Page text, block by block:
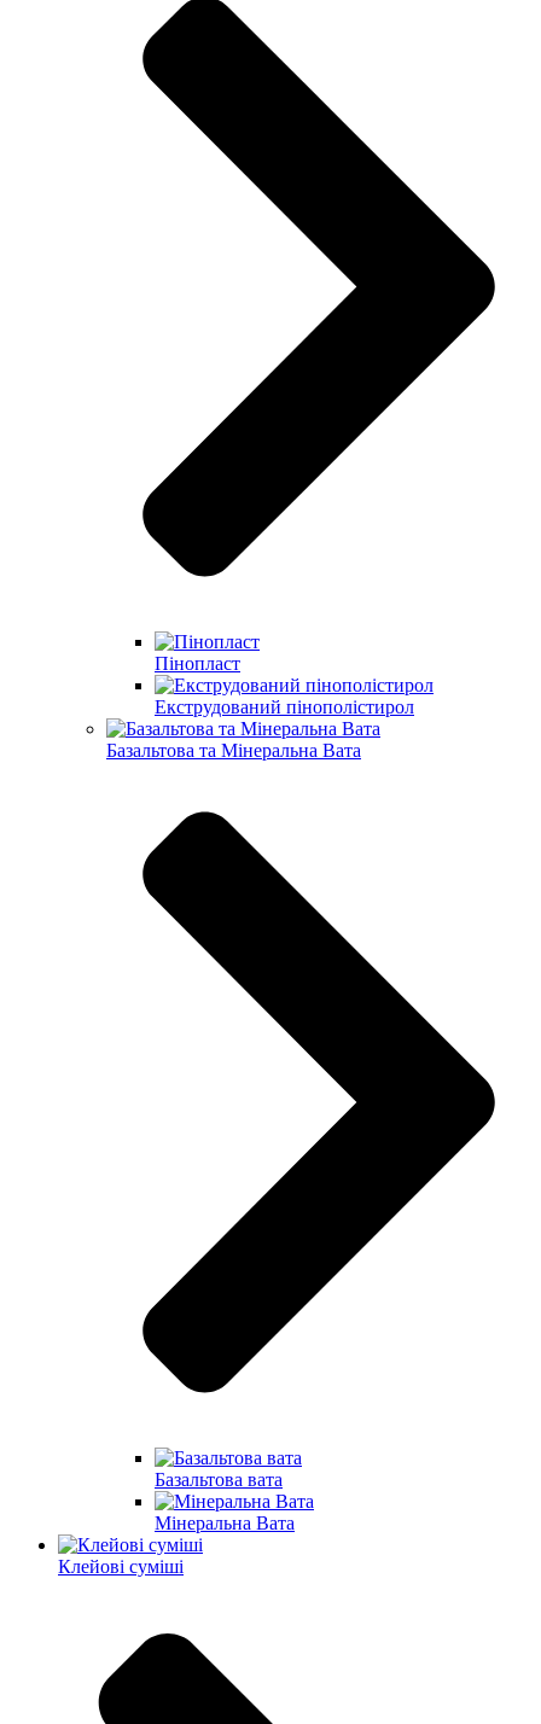
Пінопласт
Екструдований пінополістирол
Базальтова та Мінеральна Вата
Базальтова вата
Мінеральна Вата
Клейові суміші